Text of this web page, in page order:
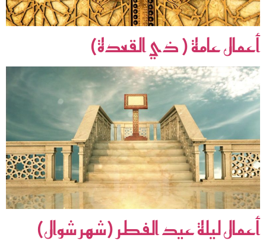
أعمال عامة ( ذي القعدة)
أعمال ليلة عيد الفطر (شهر شوال)